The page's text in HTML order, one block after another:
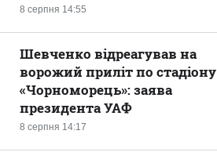
8 серпня 14:55
8 серпня 14:17
Шевченко відреагував на
ворожий приліт по стадіону
«Чорноморець»: заява
президента УАФ